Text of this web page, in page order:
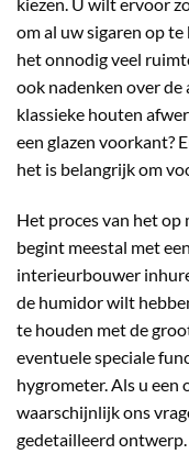
om al uw sigaren op
het onnodig veel
ook nadenken over
klassieke houten
een glazen voorkant?
het is belangrijk om
Het proces van het op
begint meestal met
interieurbouwer
de humidor wilt
te houden met de
eventuele speciale
hygrometer. Als u een
waarschijnlijk ons
gedetailleerd